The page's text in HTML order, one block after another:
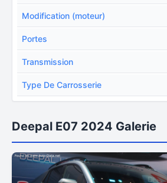
Modification (moteur)
Portes
Transmission
Type De Carrosserie
Deepal E07 2024 Galerie